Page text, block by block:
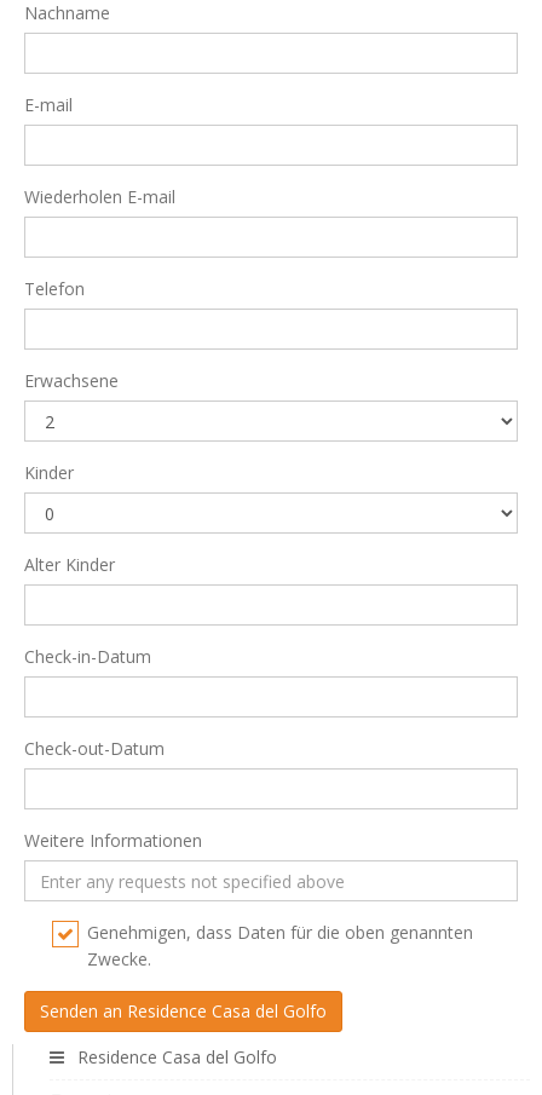
Nachname
E-mail
Wiederholen E-mail
Telefon
Erwachsene
Kinder
Alter Kinder
Check-in-Datum
Check-out-Datum
Weitere Informationen
Genehmigen, dass Daten für die oben genannten
Zwecke.
Residence Casa del Golfo